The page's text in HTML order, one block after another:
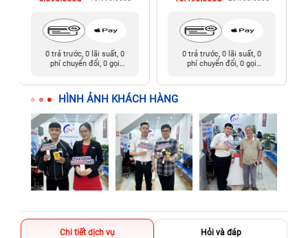
0 trả trước, 0 lãi suất, 0
phí chuyển đổi, 0 gọi
0 trả trước, 0 lãi suất, 0
phí chuyển đổi, 0 gọi
HÌNH ẢNH KHÁCH HÀNG
Chi tiết dịch vụ Hỏi và đáp